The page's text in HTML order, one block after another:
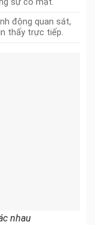
động quan sát,
thấy trực tiếp.
nhau